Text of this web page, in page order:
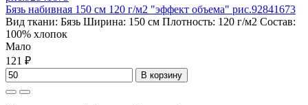
Бязь набивная 150 см 120 г/м2 "эффект объема" рис.92841673
Вид ткани: Бязь Ширина: 150 см Плотность: 120 г/м2 Состав:
100% хлопок
Мало
121 ₽
В корзину